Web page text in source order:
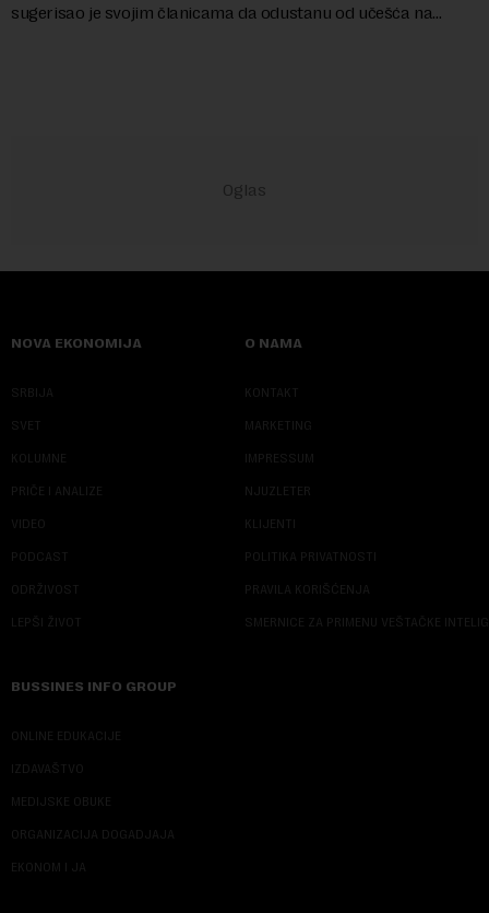
sugerisao je svojim članicama da odustanu od učešća na
NOVA EKONOMIJA
SRBIJA
SVET
KOLUMNE
PRIČE I ANALIZE
VIDEO
PODCAST
ODRŽIVOST
LEPŠI ŽIVOT
O NAMA
KONTAKT
MARKETING
IMPRESSUM
NJUZLETER
KLIJENTI
POLITIKA PRIVATNOSTI
PRAVILA KORIŠĆENJA
SMERNICE ZA PRIMENU VEŠTAČKE
BUSSINES INFO GROUP
ONLINE EDUKACIJE
IZDAVAŠTVO
MEDIJSKE OBUKE
ORGANIZACIJA DOGADJAJA
EKONOM I JA